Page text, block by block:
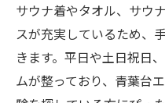
サウナ着やタオル、サウ
スが充実しているため、
きます。平日や土日祝日
ムが整っており、青葉台